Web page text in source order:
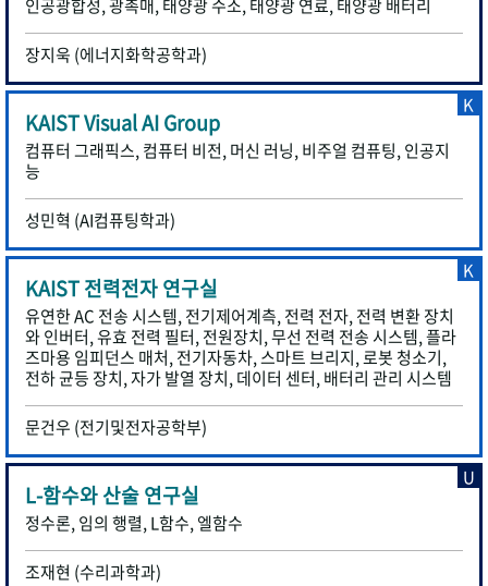
인공광합성, 광촉매, 태양광 수소, 태양광 연료, 태양광 배터리
장지욱 (에너지화학공학과)
KAIST Visual AI Group
컴퓨터 그래픽스, 컴퓨터 비전, 머신 러닝, 비주얼 컴퓨팅, 인공지
능
성민혁 (AI컴퓨팅학과)
K
KAIST 전력전자 연구실
유연한 AC 전송 시스템, 전기제어계측, 전력 전자, 전력 변환 장치
와 인버터, 유효 전력 필터, 전원장치, 무선 전력 전송 시스템, 플라
즈마용 임피던스 매처, 전기자동차, 스마트 브리지, 로봇 청소기,
전하 균등 장치, 자가 발열 장치, 데이터 센터, 배터리 관리 시스템
문건우 (전기및전자공학부)
K
L-함수와 산술 연구실
정수론, 임의 행렬, L함수, 엘함수
조재현 (수리과학과)
U